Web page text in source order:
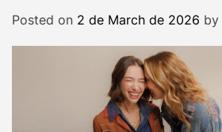
a
Posted on 2 de March de 2026 by